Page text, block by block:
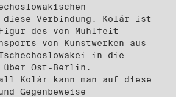
diese Verbindung. Kolár ist
des von Mühlfeit
von Kunstwerken aus
in die
über Ost-Berlin.
Kolár kann man auf diese
Gegenbeweise